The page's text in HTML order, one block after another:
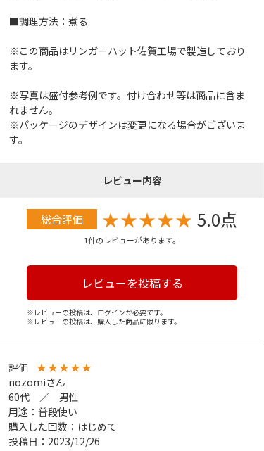
■調理方法：煮る
※この商品はリンガーハット佐賀工場で製造しており
ます。
※写真は盛付参考例です。付け合わせ等は商品に含ま
れません。
※パッケージのデザインは変更になる場合がございま
す。
レビュー内容
総合評価 ★★★★★ 5.0点
1件のレビューがあります。
レビューを投稿する
※レビューの投稿は、ログインが必要です。
※レビューの投稿は、購入した商品に限ります。
評価 ★★★★★
nozomiさん
60代 ／ 男性
用途：普段使い
購入した回数：はじめて
投稿日：2023/12/26